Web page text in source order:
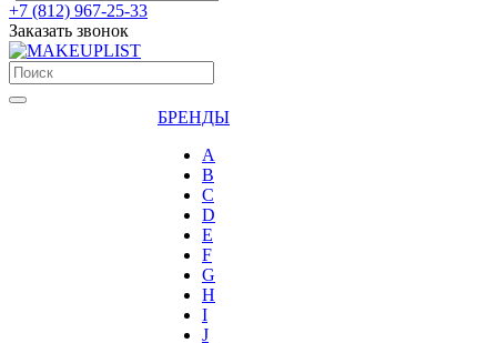
+7 (812) 967-25-33
Заказать звонок
БРЕНДЫ
A
B
C
D
E
F
G
H
I
J